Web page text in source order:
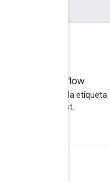
Stack Overflow
Haz preguntas con la etiqueta
google-cast.